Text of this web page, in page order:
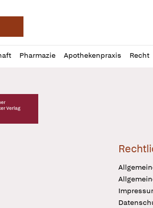
Pharmazie Apothekenpraxis Recht
Verlag Logo